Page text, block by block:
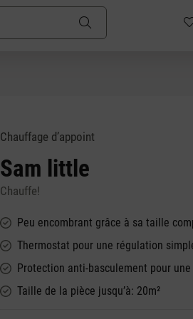
Chauffage d’appoint
Sam little
Chauffe!
Peu encombrant grâce à sa taille
Thermostat pour une régulation
Protection anti-basculement pour
Taille de la pièce jusqu’à: 20m²